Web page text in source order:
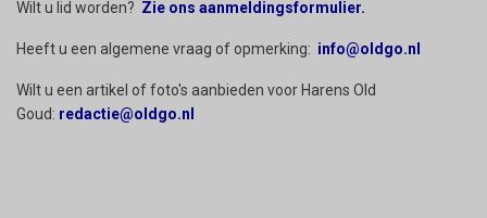
Wilt u lid worden? Zie ons aanmeldingsformulier.
Heeft u een algemene vraag of opmerking: info@oldgo.nl
Wilt u een artikel of foto's aanbieden voor Harens Old
Goud: redactie@oldgo.nl